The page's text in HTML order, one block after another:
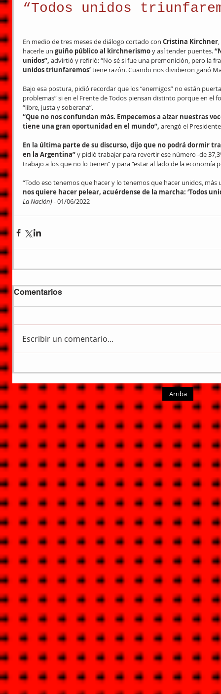
“Todos unidos
En medio de tres meses de diálogo cortado con Cristina Kirchner
hacerle un guiño público al kirchnerismo y así tender puentes.
unidos”, advirtió y refirió: “No sé si fue una premonición, pero la
unidos triunfaremos’ tiene razón. Cuando nos dividieron ganó
Bajo esa postura, pidió recordar que los “enemigos” no están
problemas” si en el Frente de Todos piensan distinto porque en el
“libre, justa y soberana”.
“Que no nos confundan más. Empecemos a alzar nuestras
tiene una gran oportunidad en el mundo”, arengó el
En la última parte de su discurso, dijo que no podrá dormir
en la Argentina” y pidió trabajar para revertir ese número -de
trabajo a los que no lo tienen” y para “estar al lado de la economía
“Todo eso tenemos que hacer y lo tenemos que hacer unidos,
nos quiere hacer pelear, acuérdense de la marcha: ‘Todos
La Nación) - 01/06/2022
Comentarios
Escribir un comentario...
Arriba